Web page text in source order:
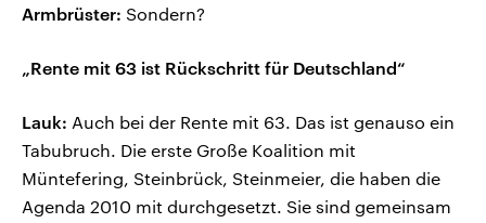
Armbrüster: Sondern?
„Rente mit 63 ist Rückschritt für Deutschland“
Lauk: Auch bei der Rente mit 63. Das ist genauso ein
Tabubruch. Die erste Große Koalition mit
Müntefering, Steinbrück, Steinmeier, die haben die
Agenda 2010 mit durchgesetzt. Sie sind gemeinsam